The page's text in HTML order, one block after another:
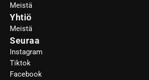
Meistä
Yhtiö
Meistä
Seuraa
Instagram
Tiktok
Facebook